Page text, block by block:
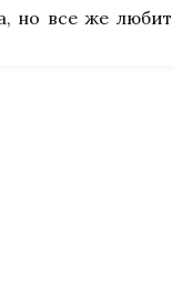
но все же любит